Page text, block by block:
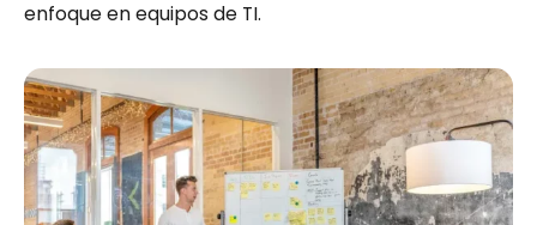
enfoque en equipos de TI.